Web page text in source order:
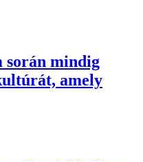
során mindig
amely